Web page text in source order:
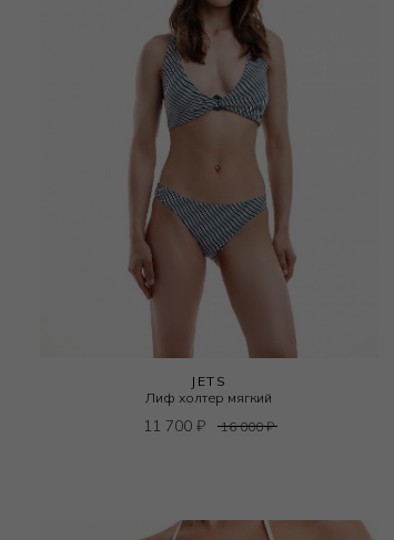
JETS
Лиф холтер мягкий
11 700₽ 16 000₽